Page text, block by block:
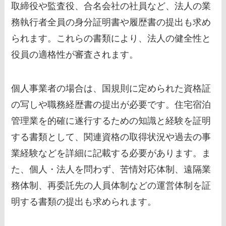
取締役や監査役、合名会社の社員など、法人の業
務執行者全員の身分証明書や履歴書の提出も求め
られます。これらの書類により、法人の健全性と
役員の適格性が審査されます。
個人事業者の場合は、国規則に定められた資格証
の写しや職務経歴書の提出が必要です。住宅宿泊
管理業を的確に遂行するための知識と経験を証明
する書類として、関連資格の取得状況や過去の事
業経験などを詳細に記載する必要があります。ま
た、個人・法人を問わず、苦情対応体制、遠隔業
務体制、再委託先の人員体制などの運営体制を証
明する書類の提出も求められます。